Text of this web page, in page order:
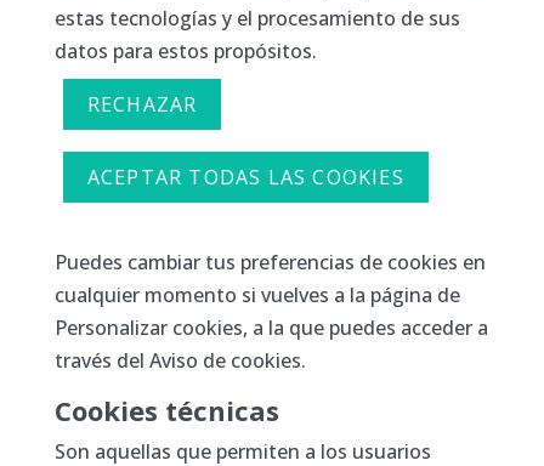
estas tecnologías y el procesamiento de sus
datos para estos propósitos.
RECHAZAR
ACEPTAR TODAS LAS COOKIES
Puedes cambiar tus preferencias de cookies en
cualquier momento si vuelves a la página de
Personalizar cookies, a la que puedes acceder a
través del Aviso de cookies.
Cookies técnicas
Son aquellas que permiten a los usuarios